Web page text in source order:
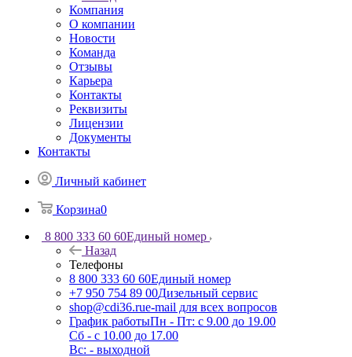
Компания
О компании
Новости
Команда
Отзывы
Карьера
Контакты
Реквизиты
Лицензии
Документы
Контакты
Личный кабинет
Корзина0
8 800 333 60 60Единый номер
Назад
Телефоны
8 800 333 60 60Единый номер
+7 950 754 89 00Дизельный сервис
shop@cdi36.rue-mail для всех вопросов
График работыПн - Пт: с 9.00 до 19.00
Сб - с 10.00 до 17.00
Вс: - выходной